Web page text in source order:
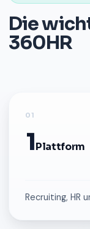
Die
360HR
01
1Plattform
Recruiting, HR